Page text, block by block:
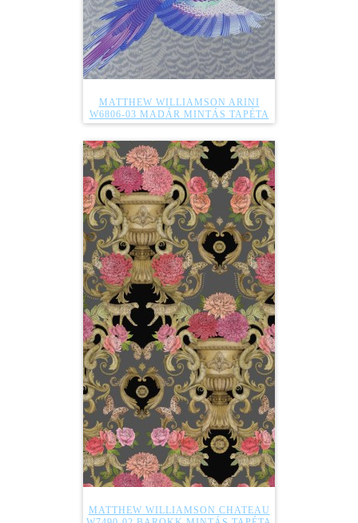
MATTHEW WILLIAMSON ARINI
W6806-03 MADÁR MINTÁS TAPÉTA
MATTHEW WILLIAMSON CHATEAU